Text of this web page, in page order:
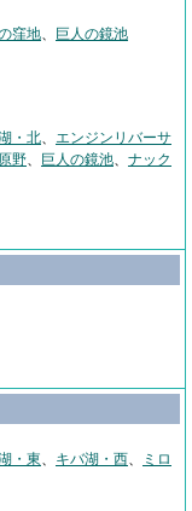
窪地、
巨人の鏡池
・北、 エンジンリバーサ
野、 巨人の鏡池、 ナック
・東、 キバ湖・西、
ミロ